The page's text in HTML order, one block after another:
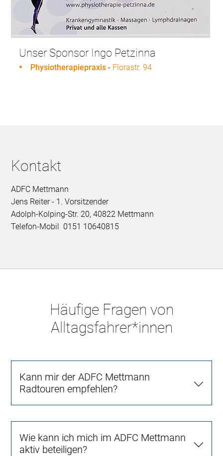
Unser Sponsor Ingo Petzinna
Physiotherapiepraxis - Florastr. 94
Kontakt
ADFC Mettmann
Jens Reiter - 1. Vorsitzender
Adolph-Kolping-Str. 20, 40822 Mettmann
Telefon-Mobil 0151 10640815
Häufige Fragen von
Alltagsfahrer*innen
Kann mir der ADFC Mettmann
Radtouren empfehlen?
Wie kann ich mich im ADFC Mettmann
aktiv beteiligen?